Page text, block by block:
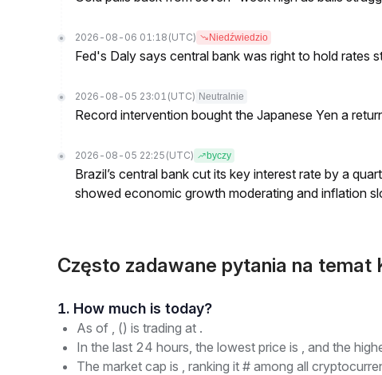
2026-08-06 01:18 (UTC) Niedźwiedzio
Fed's Daly says central bank was right to hold rates
2026-08-05 23:01 (UTC) Neutralnie
Record intervention bought the Japanese Yen a
2026-08-05 22:25 (UTC) byczy
Brazil’s central bank cut its key interest rate by a
showed economic growth moderating and inflation
Często zadawane pytania na temat
1. How much is today?
As of , () is trading at .
In the last 24 hours, the lowest price is , and the
The market cap is , ranking it # among all